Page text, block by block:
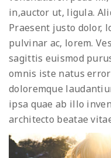
in,auctor ut, ligula.
Praesent justo dolor,
pulvinar ac, lorem.
sagittis euismod
omnis iste natus
doloremque
ipsa quae ab illo
architecto beatae